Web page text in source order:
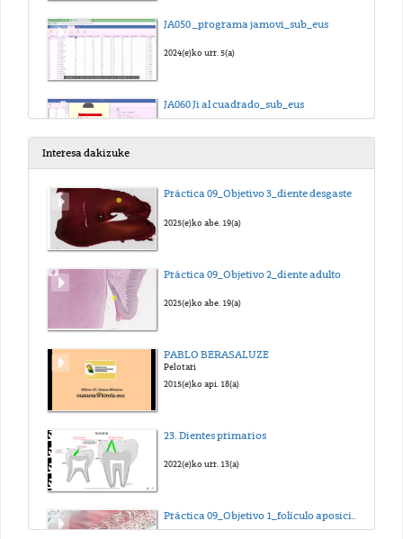
JA050 _programa jamovi_sub_eus
2024(e)ko urr. 5(a)
JA060 Ji al cuadrado_sub_eus
Interesa dakizuke
Práctica 09_Objetivo 3_diente desgaste
2025(e)ko abe. 19(a)
Práctica 09_Objetivo 2_diente adulto
2025(e)ko abe. 19(a)
PABLO BERASALUZE
Pelotari
2015(e)ko api. 18(a)
23. Dientes primarios
2022(e)ko urr. 13(a)
Práctica 09_Objetivo 1_folículo aposicional